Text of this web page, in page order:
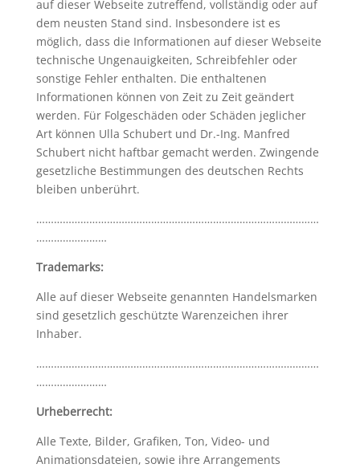
auf dieser Webseite zutreffend, vollständig oder auf
dem neusten Stand sind. Insbesondere ist es
möglich, dass die Informationen auf dieser Webseite
technische Ungenauigkeiten, Schreibfehler oder
sonstige Fehler enthalten. Die enthaltenen
Informationen können von Zeit zu Zeit geändert
werden. Für Folgeschäden oder Schäden jeglicher
Art können Ulla Schubert und Dr.-Ing. Manfred
Schubert nicht haftbar gemacht werden. Zwingende
gesetzliche Bestimmungen des deutschen Rechts
bleiben unberührt.
……………………………………………………………………………………
……………………
Trademarks:
Alle auf dieser Webseite genannten Handelsmarken
sind gesetzlich geschützte Warenzeichen ihrer
Inhaber.
……………………………………………………………………………………
……………………
Urheberrecht:
Alle Texte, Bilder, Grafiken, Ton, Video- und
Animationsdateien, sowie ihre Arrangements